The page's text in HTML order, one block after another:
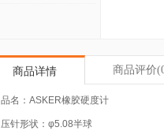
商品详情 商品评价
品名：ASKER橡胶硬度计
压针形状：φ5.08半球